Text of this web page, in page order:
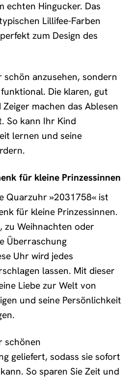
echten Hingucker. Das
Lillifee-Farben
zum Design des
anzusehen, sondern
Die klaren, gut
machen das Ablesen
So kann Ihr Kind
lernen und seine
für kleine Prinzessinnen
Quarzuhr »2031758« ist
für kleine Prinzessinnen.
zu Weihnachten oder
Überraschung
Uhr wird jedes
lassen. Mit dieser
Liebe zur Welt von
und seine Persönlichkeit
schönen
geliefert, sodass sie sofort
So sparen Sie Zeit und